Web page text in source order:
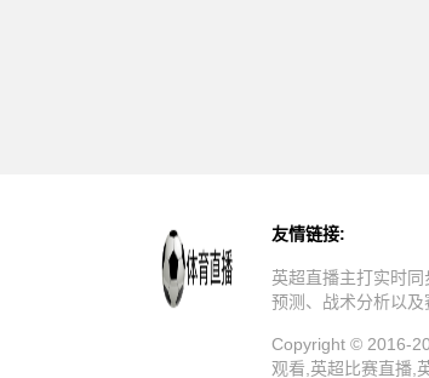
友情链接:
英超直播主打实时
预测、战术分析以
Copyright © 2016-
观看,英超比赛直播,